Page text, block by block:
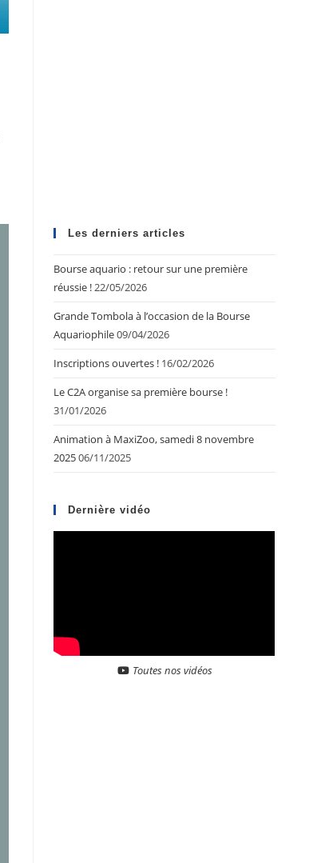
Les derniers articles
Bourse aquario : retour sur une première
réussie !22/05/2026
Grande Tombola à l’occasion de la Bourse
Aquariophile09/04/2026
Inscriptions ouvertes ! 16/02/2026
Le C2A organise sa première bourse !
31/01/2026
Animation à MaxiZoo, samedi 8 novembre
202506/11/2025
Dernière vidéo
Toutes nos vidéos